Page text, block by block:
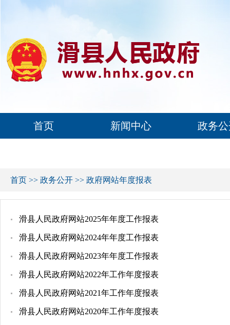
首页 新闻中心 政务
首页 >> 政务公开 >> 政府网站年度报表
滑县人民政府网站2025年年度工作报表
滑县人民政府网站2024年年度工作报表
滑县人民政府网站2023年年度工作报表
滑县人民政府网站2022年工作年度报表
滑县人民政府网站2021年工作年度报表
滑县人民政府网站2020年工作年度报表